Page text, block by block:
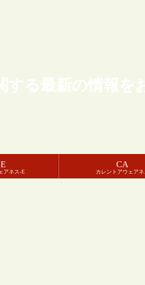
する最新の情報
アネス-E
CA
カレントアウェアネ